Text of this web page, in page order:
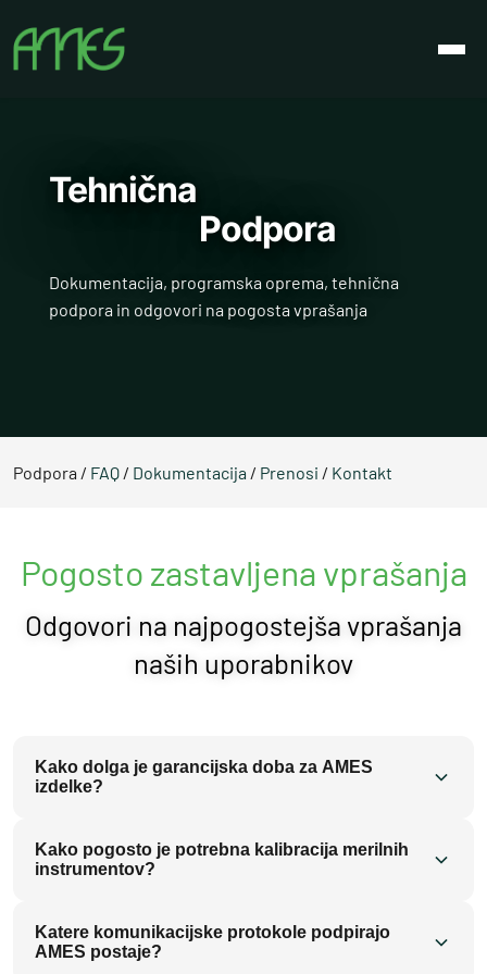
Tehnična
Podpora
Dokumentacija, programska oprema, tehnična
podpora in odgovori na pogosta vprašanja
Podpora / FAQ / Dokumentacija / Prenosi / Kontakt
Pogosto zastavljena vprašanja
Odgovori na najpogostejša vprašanja
naših uporabnikov
Kako dolga je garancijska doba za AMES
izdelke?
mesecev od datuma nakupa. Za nekatere specialne
mesecev. Garancija vključuje brezplačno popravilo ali
zamenjavo okvarjenih delov, ki so posledica
Kako pogosto je potrebna kalibracija merilnih
instrumentov?
pregled merilnih instrumentov vsaki 2 leti, oziroma v
Katere komunikacijske protokole podpirajo
AMES postaje?